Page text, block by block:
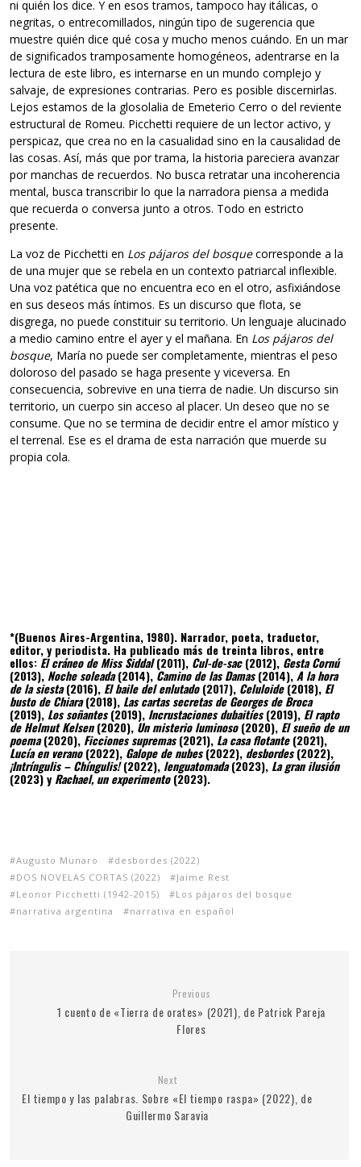
ni quién los dice. Y en esos tramos, tampoco hay itálicas, o
negritas, o entrecomillados, ningún tipo de sugerencia que
muestre quién dice qué cosa y mucho menos cuándo. En un mar
de significados tramposamente homogéneos, adentrarse en la
lectura de este libro, es internarse en un mundo complejo y
salvaje, de expresiones contrarias. Pero es posible discernirlas.
Lejos estamos de la glosolalia de Emeterio Cerro o del reviente
estructural de Romeu. Picchetti requiere de un lector activo, y
perspicaz, que crea no en la casualidad sino en la causalidad de
las cosas. Así, más que por trama, la historia pareciera avanzar
por manchas de recuerdos. No busca retratar una incoherencia
mental, busca transcribir lo que la narradora piensa a medida
que recuerda o conversa junto a otros. Todo en estricto
presente.
La voz de Picchetti en Los pájaros del bosquecorresponde a la
de una mujer que se rebela en un contexto patriarcal inflexible.
Una voz patética que no encuentra eco en el otro, asfixiándose
en sus deseos más íntimos. Es un discurso que flota, se
disgrega, no puede constituir su territorio. Un lenguaje alucinado
a medio camino entre el ayer y el mañana. En Los pájaros del
bosque, María no puede ser completamente, mientras el peso
doloroso del pasado se haga presente y viceversa. En
consecuencia, sobrevive en una tierra de nadie. Un discurso sin
territorio, un cuerpo sin acceso al placer. Un deseo que no se
consume. Que no se termina de decidir entre el amor místico y
el terrenal. Ese es el drama de esta narración que muerde su
propia cola.
*(Buenos Aires-Argentina, 1980). Narrador, poeta, traductor,
editor, y periodista. Ha publicado más de treinta libros, entre
ellos: El cráneo de Miss Siddal(2011), Cul-de-sac(2012), Gesta Cornú
(2013), Noche soleada(2014), Camino de las Damas(2014), A la hora
de la siesta(2016), El baile del enlutado(2017), Celuloide(2018), El
busto de Chiara(2018), Las cartas secretas de Georges de Broca
(2019), Los soñantes(2019), Incrustaciones dubaitíes(2019), El rapto
de Helmut Kelsen(2020), Un misterio luminoso(2020), El sueño de un
poema(2020), Ficciones supremas(2021), La casa flotante(2021),
Lucía en verano(2022), Galope de nubes(2022), desbordes(2022),
¡Intríngulis – Chíngulis!(2022), lenguatomada(2023), La gran ilusión
(2023) y Rachael, un experimento(2023).
Augusto Munaro
desbordes (2022)
DOS NOVELAS CORTAS (2022)
Jaime Rest
Leonor Picchetti (1942-2015)
Los pájaros del bosque
narrativa argentina
narrativa en español
Previous
1 cuento de «Tierra de orates» (2021), de Patrick Pareja
Flores
Next
El tiempo y las palabras. Sobre «El tiempo raspa» (2022), de
Guillermo Saravia